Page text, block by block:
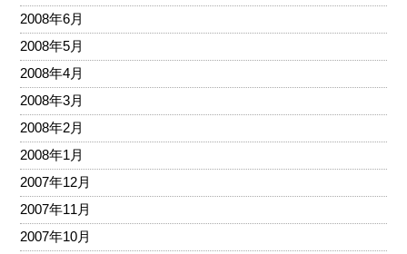
2008年6月
2008年5月
2008年4月
2008年3月
2008年2月
2008年1月
2007年12月
2007年11月
2007年10月